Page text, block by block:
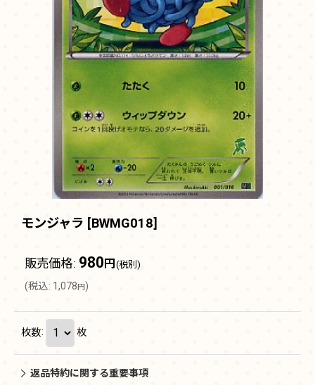
モンジャラ [BWMG018]
販売価格: 980 円 (税別)
(税込: 1,078円)
枚数: 枚
返品特約に関する重要事項